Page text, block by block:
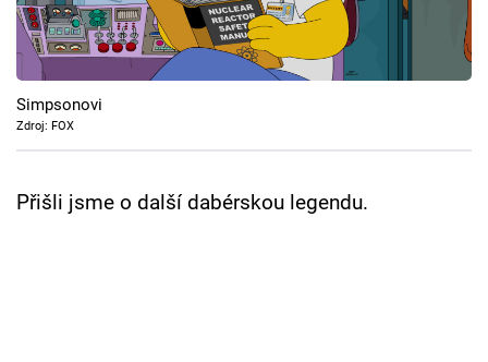
Cool Esport
Pořady
TV Program
Simpsonovi
Zdroj: FOX
Přišli jsme o další dabérskou legendu.